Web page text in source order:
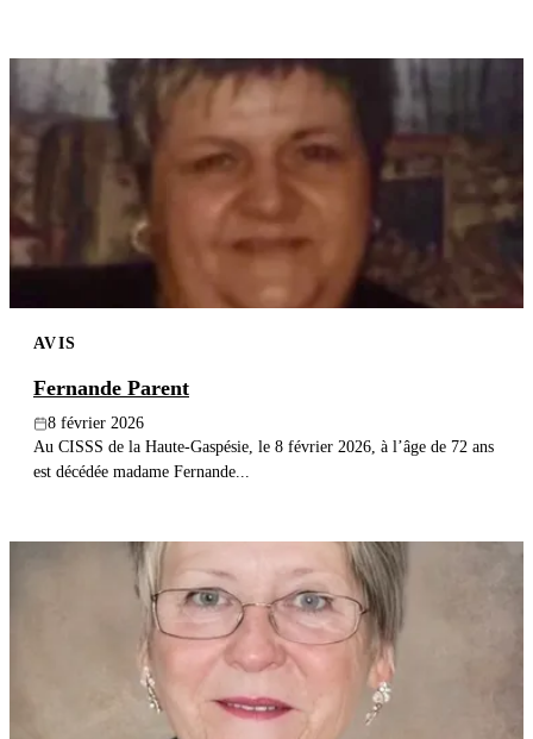
AVIS
Fernande Parent
8 février 2026
Au CISSS de la Haute-Gaspésie, le 8 février 2026, à l’âge de 72 ans
est décédée madame Fernande...